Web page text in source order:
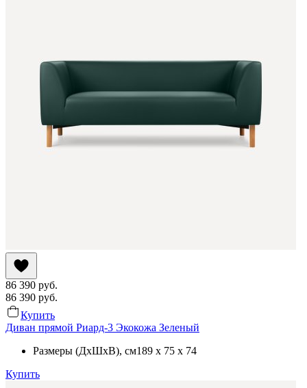
86 390 руб.
86 390 руб.
Купить
Диван прямой Риард-3 Экокожа Зеленый
Размеры (ДхШхВ), см189 x 75 x 74
Купить